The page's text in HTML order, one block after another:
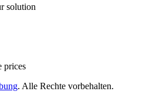
solution
prices
. Alle Rechte vorbehalten.